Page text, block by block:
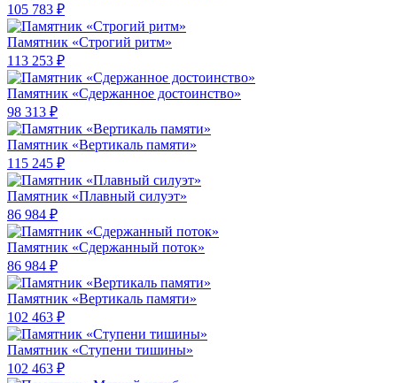
105 783 ₽
Памятник «Строгий ритм»
113 253 ₽
Памятник «Сдержанное достоинство»
98 313 ₽
Памятник «Вертикаль памяти»
115 245 ₽
Памятник «Плавный силуэт»
86 984 ₽
Памятник «Сдержанный поток»
86 984 ₽
Памятник «Вертикаль памяти»
102 463 ₽
Памятник «Ступени тишины»
102 463 ₽